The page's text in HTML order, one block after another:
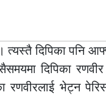
त्यस्तै दिपिका
दिपिका
रणवीरलाई भेट्न